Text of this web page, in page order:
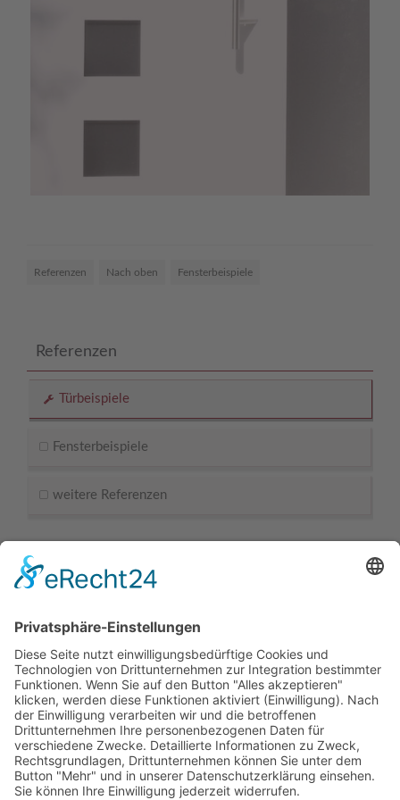
Referenzen Nach oben Fensterbeispiele
Referenzen
Türbeispiele
Fensterbeispiele
weitere Referenzen
Kontaktdaten
Hünting Bauelemente GmbH
Daimlerstrasse 4
46414 Rhede-NRW,Deutschland
+49 2872 9183021
+49 2872 9183023
info@huenting-bauelemente.de
http://www.huenting-bauelemente.de